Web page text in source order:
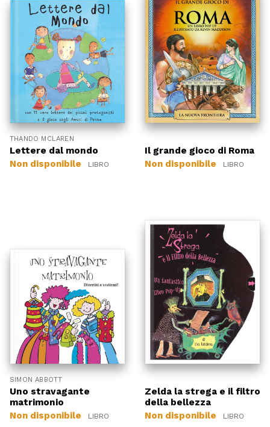
THANDO MCLAREN
Lettere dal mondo
Non disponibile
LIBRO
Il grande gioco di Roma
Non disponibile
LIBRO
SIMON ABBOTT
Uno stravagante
matrimonio
Non disponibile
LIBRO
Zelda la strega e il filtro
della bellezza
Non disponibile
LIBRO